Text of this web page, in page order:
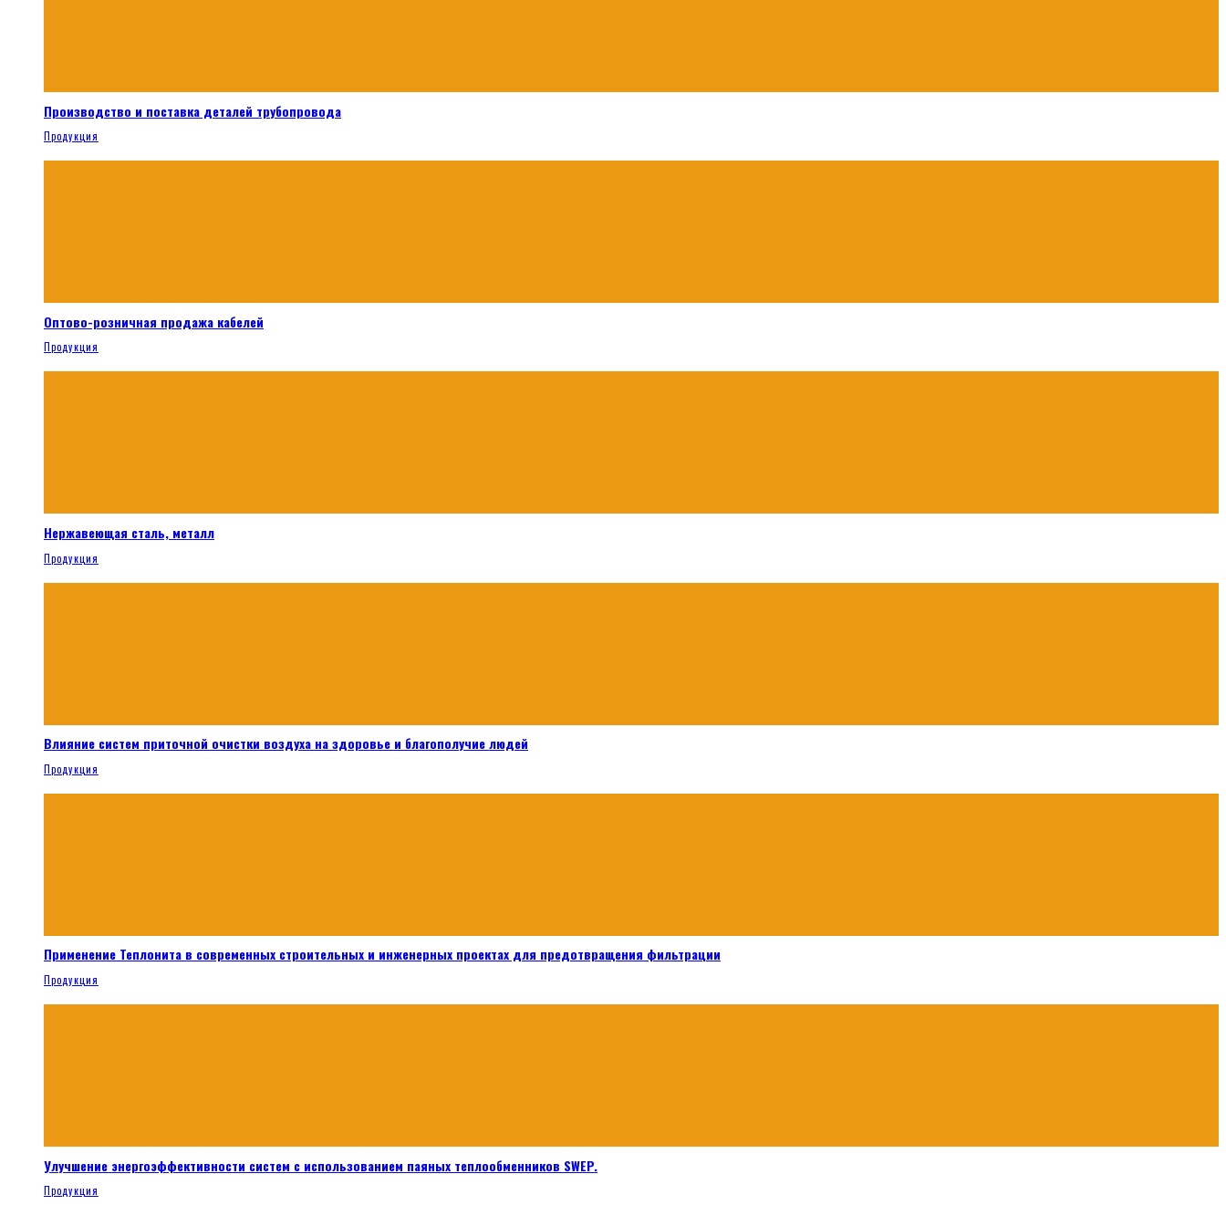
Производство и поставка деталей трубопровода
Продукция
Оптово-розничная продажа кабелей
Продукция
Нержавеющая сталь, металл
Продукция
Влияние систем приточной очистки воздуха на здоровье и благополучие людей
Продукция
Применение Теплонита в современных строительных и инженерных проектах для предотвращения фильтрации
Продукция
Улучшение энергоэффективности систем с использованием паяных теплообменников SWEP.
Продукция